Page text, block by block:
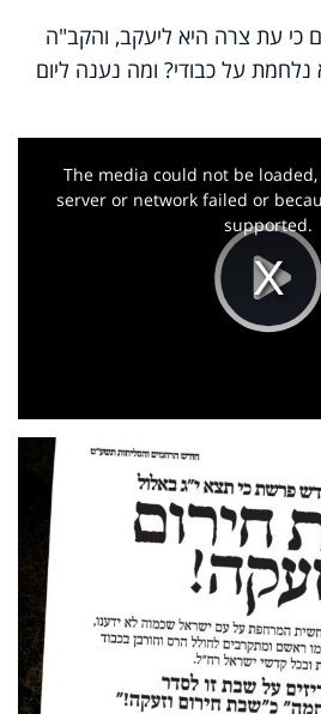
כי עת צרה היא ליעקב, והקב"ה
על כבודי? ומה נענה ליום
This
The media could not be
server or network failed or
supported.